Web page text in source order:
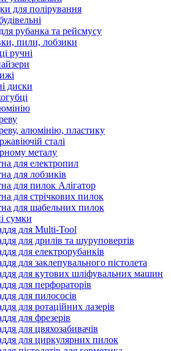
для полірування
рубанка та рейсмусу
пили, лобзики
ручні
диски
алюмінію, пластику
сталі
металу
для електропил
для лобзиків
для пилок Алігатор
для стрічкових пилок
для шабельних пилок
сумки
для Multi-Tool
для дрилів та шуруповертів
для електрорубанків
для заклепувального пістолета
для кутових шліфувальних машин
для перфораторів
для пилососів
для ротаційних лазерів
для фрезерів
для цвяхозабивачів
для циркулярних пилок